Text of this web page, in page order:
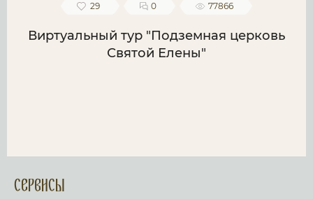
29 0 77866
Виртуальный тур "Подземная церковь
Святой Елены"
Сервисы